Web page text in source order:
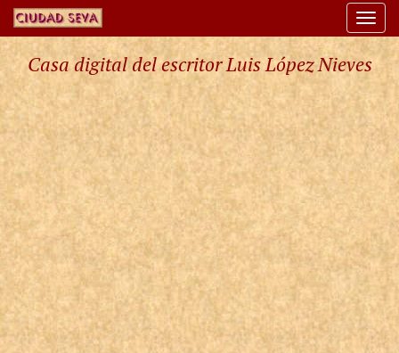
Casa digital del escritor Luis López Nieves